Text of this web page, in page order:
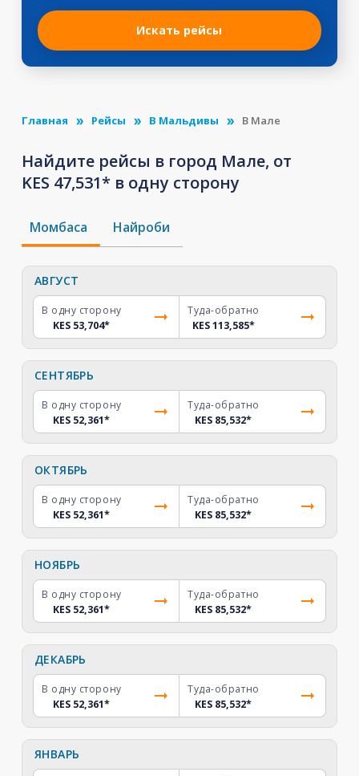
Искать рейсы
Главная Рейсы В Мальдивы В Мале
Найдите рейсы в город Мале, от
KES 47,531* в одну сторону
Момбаса Найроби
АВГУСТ
В одну сторону
KES 53,704*
Туда-обратно
KES 113,585*
СЕНТЯБРЬ
В одну сторону
KES 52,361*
Туда-обратно
KES 85,532*
ОКТЯБРЬ
В одну сторону
KES 52,361*
Туда-обратно
KES 85,532*
НОЯБРЬ
В одну сторону
KES 52,361*
Туда-обратно
KES 85,532*
ДЕКАБРЬ
В одну сторону
KES 52,361*
Туда-обратно
KES 85,532*
ЯНВАРЬ